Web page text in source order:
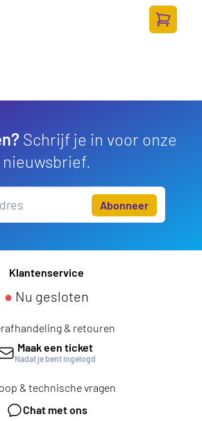
Schrijf je in voor onze
nieuwsbrief.
Abonneer
Klantenservice
● Nu gesloten
& retouren
Maak een ticket
Nadat je bent ingelogd
& technische vragen
Chat met ons